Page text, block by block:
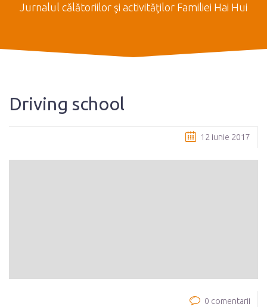
Jurnalul călătoriilor şi activităţilor Familiei Hai Hui
Driving school
12 iunie 2017
0 comentarii